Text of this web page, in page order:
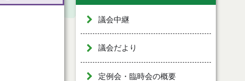
議会中継
議会だより
定例会・臨時会の概要